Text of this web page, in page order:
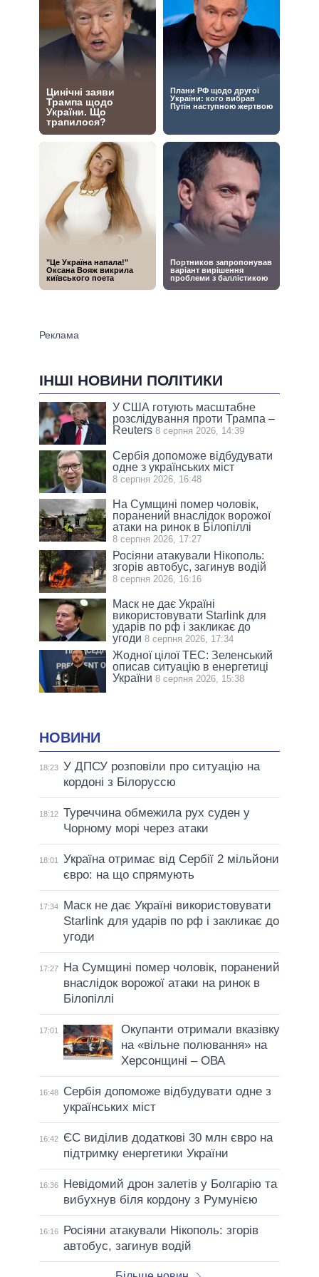
ІНШІ НОВИНИ ПОЛІТИКИ
У США готують масштабне
розслідування проти Трампа –
Reuters 8 серпня 2026, 14:39
Сербія допоможе відбудувати
одне з українських міст
8 серпня 2026, 16:48
На Сумщині помер чоловік,
поранений внаслідок ворожої
атаки на ринок в Білопіллі
8 серпня 2026, 17:27
Росіяни атакували Нікополь:
згорів автобус, загинув водій
8 серпня 2026, 16:16
Маск не дає Україні
використовувати Starlink для
ударів по рф і закликає до
угоди 8 серпня 2026, 17:34
Жодної цілої ТЕС: Зеленський
описав ситуацію в енергетиці
України 8 серпня 2026, 15:38
НОВИНИ
18:23 У ДПСУ розповіли про ситуацію на
кордоні з Білоруссю
18:12 Туреччина обмежила рух суден у
Чорному морі через атаки
18:01
Україна отримає від Сербії 2 мільйони
євро: на що спрямують
17:34
Маск не дає Україні використовувати
Starlink для ударів по рф і закликає до
угоди
17:27
На Сумщині помер чоловік, поранений
внаслідок ворожої атаки на ринок в
Білопіллі
17:01
Окупанти отримали вказівку
на «вільне полювання» на
Херсонщині – ОВА
16:48
Сербія допоможе відбудувати одне з
українських міст
16:42
ЄС виділив додаткові 30 млн євро на
підтримку енергетики України
16:36
Невідомий дрон залетів у Болгарію та
вибухнув біля кордону з Румунією
16:16
Росіяни атакували Нікополь: згорів
автобус, загинув водій